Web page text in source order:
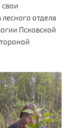
отдела
Псковской